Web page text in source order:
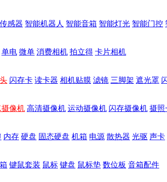
感器 智能机器人 智能音箱 智能灯光 智能门控
单电 微单 消费相机 拍立得 卡片相机
闪存卡 读卡器 相机贴膜 滤镜 三脚架 遮光罩
像机 高清摄像机 运动摄像机 闪存摄像机 摄照
内存 硬盘 固态硬盘 机箱 电源 散热器 光驱 声卡
键鼠套装 鼠标 键盘 鼠标垫 数位板 音箱配件